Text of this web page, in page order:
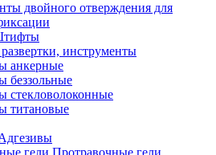
двойного отверждения для
инструменты
анкерные
беззольные
стекловолоконные
титановые
Протравочные гели